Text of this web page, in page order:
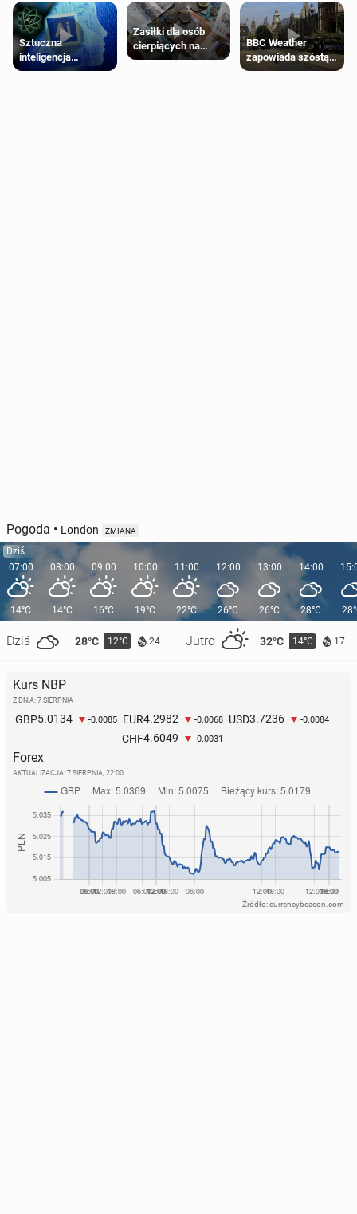
Sztuczna
inteligencja
próbowała oszukać
Zasiłki dla osób
cierpiących na
schorzenia
BBC Weather
zapowiada szóstą
falę upałów w
Pogoda • London ZMIANA
Dziś
07:00
14°C
Dziś 28°C 12°C 24 Jutro 32°C 14°C 17
08:00
14°C
09:00
16°C
10:00
19°C
11:00
22°C
12:00
26°C
13:00
26°C
14:00
28°C
Kurs NBP
Z DNIA: 7 SIERPNIA
GBP5.0134 -0.0085 EUR4.2982 -0.0068 USD3.7236 -0.0084
CHF4.6049 -0.0031
Forex
AKTUALIZACJA: 7 SIERPNIA, 22:00
Źródło: currencybeacon.com